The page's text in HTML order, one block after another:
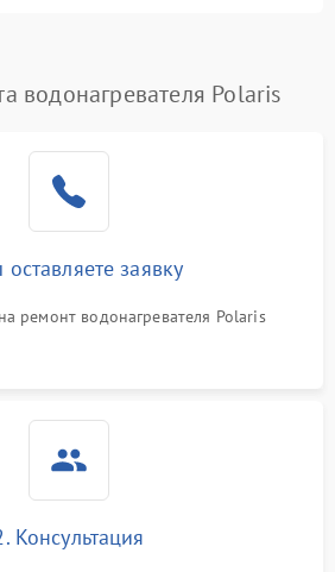
водонагревателя Polaris
заявку
ремонт водонагревателя Polaris
Консультация